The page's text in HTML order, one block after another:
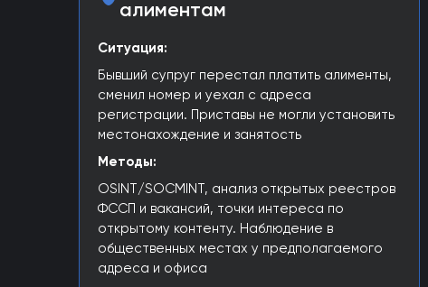
алиментам
Ситуация:
Бывший супруг перестал платить алименты,
сменил номер и уехал с адреса
регистрации. Приставы не могли установить
местонахождение и занятость
Методы:
OSINT/SOCMINT, анализ открытых реестров
ФССП и вакансий, точки интереса по
открытому контенту. Наблюдение в
общественных местах у предполагаемого
адреса и офиса